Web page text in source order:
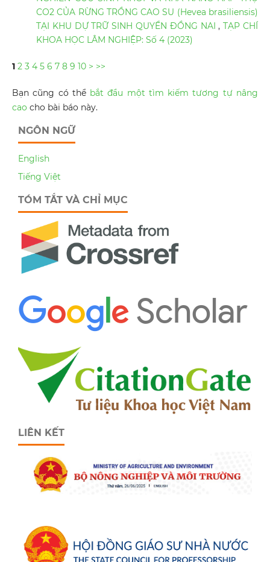
CO2 CỦA RỪNG TRỒNG CAO SU (Hevea brasiliensis)
TẠI KHU DỰ TRỮ SINH QUYỂN ĐỒNG NAI,TẠP CHÍ
KHOA HỌC LÂM NGHIỆP: Số 4 (2023)
1 2 3 4 5 6 7 8 9 10 > >>
Bạn cũng có thể bắt đầu một tìm kiếm tương tự nâng
cao cho bài báo này.
NGÔN NGỮ
English
Tiếng Việt
TÓM TẮT VÀ CHỈ MỤC
LIÊN KẾT